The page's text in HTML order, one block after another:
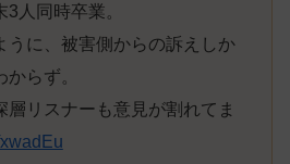
人同時卒業。
うに、被害側からの訴えしか
らず。
層リスナーも意見が割れてま